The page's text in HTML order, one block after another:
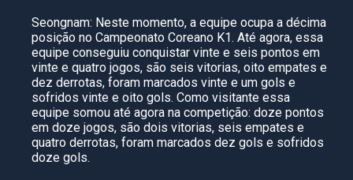
Seongnam: Neste momento, a equipe ocupa a décima
posição no Campeonato Coreano K1. Até agora, essa
equipe conseguiu conquistar vinte e seis pontos em
vinte e quatro jogos, são seis vitorias, oito empates e
dez derrotas, foram marcados vinte e um gols e
sofridos vinte e oito gols. Como visitante essa
equipe somou até agora na competição: doze pontos
em doze jogos, são dois vitorias, seis empates e
quatro derrotas, foram marcados dez gols e sofridos
doze gols.